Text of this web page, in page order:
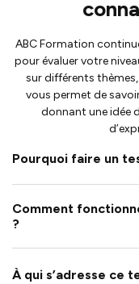
ABC Formation
pour évaluer votre
sur différents
vous permet de
donnant une idée
Pourquoi faire un
Comment
?
À qui s’adresse ce